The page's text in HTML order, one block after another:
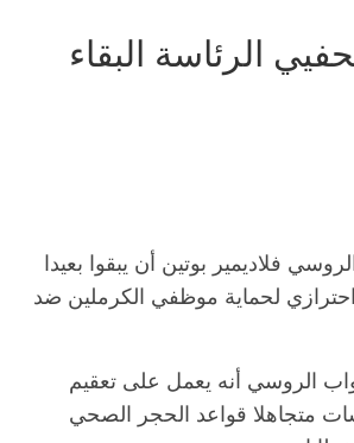
الرئاسة البقاء
فلاديمير بوتين أن يبقوا بعيدا
لحماية موظفي الكرملين ضد
الروسي أنه يعمل على تعقيم
متجاهلا قواعد الحجر الصحي
الرئيسية مصر ناس وناس
مقعد شاغر على مائدة الإفطار..